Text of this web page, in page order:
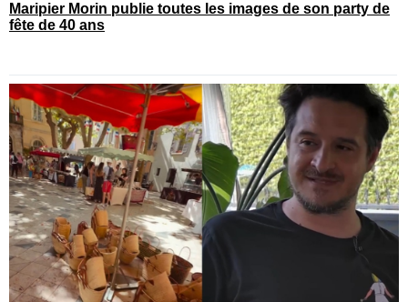
Maripier Morin publie toutes les images de son party de
fête de 40 ans